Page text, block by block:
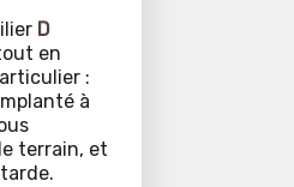
D
en
:
à
terrain, et